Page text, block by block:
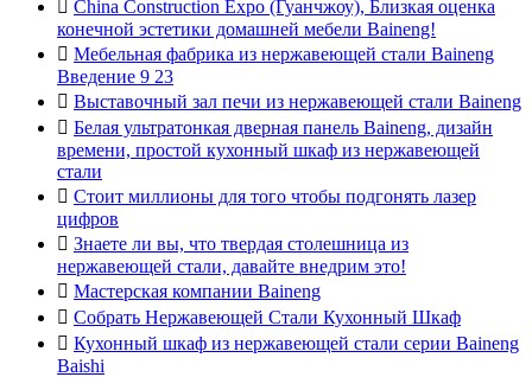
China Construction Expo (Гуанчжоу), Близкая оценка
конечной эстетики домашней мебели Baineng!
 Мебельная фабрика из нержавеющей стали Baineng
Введение 9 23
 Выставочный зал печи из нержавеющей стали Baineng
 Белая ультратонкая дверная панель Baineng, дизайн
времени, простой кухонный шкаф из нержавеющей
стали
 Стоит миллионы для того чтобы подгонять лазер
цифров
 Знаете ли вы, что твердая столешница из
нержавеющей стали, давайте внедрим это!
 Мастерская компании Baineng
 Собрать Нержавеющей Стали Кухонный Шкаф
 Кухонный шкаф из нержавеющей стали серии Baineng
Baishi